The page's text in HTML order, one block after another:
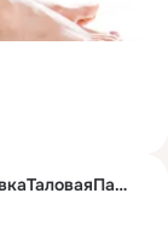
Магазин проф.косметики БутурлиновкаТаловаяПавловск